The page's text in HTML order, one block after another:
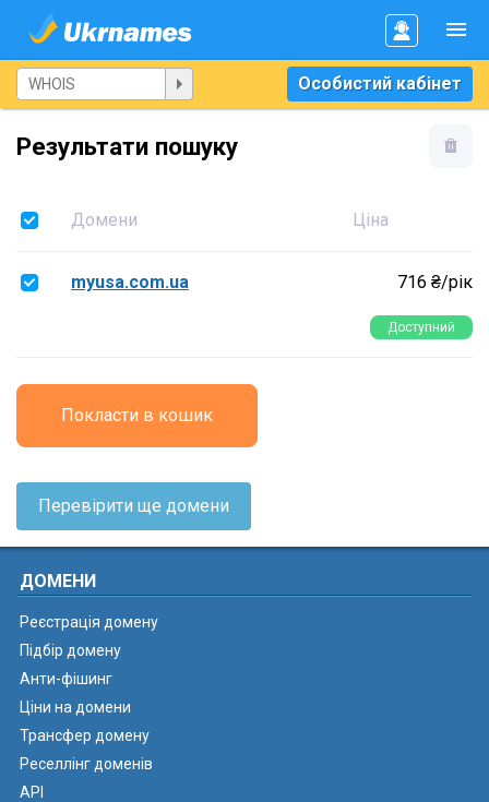
Особистий кабінет
Результати пошуку
Домени Ціна
myusa.com.ua 716 ₴/рік
Доступний
Покласти в кошик
Перевірити ще домени
ДОМЕНИ
Реєстрація домену
Підбір домену
Анти-фішинг
Ціни на домени
Трансфер домену
Реселлінг доменів
API